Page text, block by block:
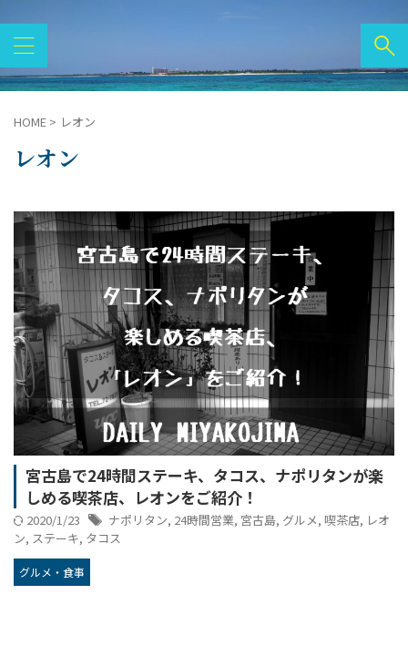
HOME > レオン
レオン
宮古島で24時間ステーキ、タコス、ナポリタンが楽
しめる喫茶店、レオンをご紹介！
2020/1/23 ナポリタン, 24時間営業, 宮古島, グルメ, 喫茶店, レオ
ン, ステーキ, タコス
グルメ・食事